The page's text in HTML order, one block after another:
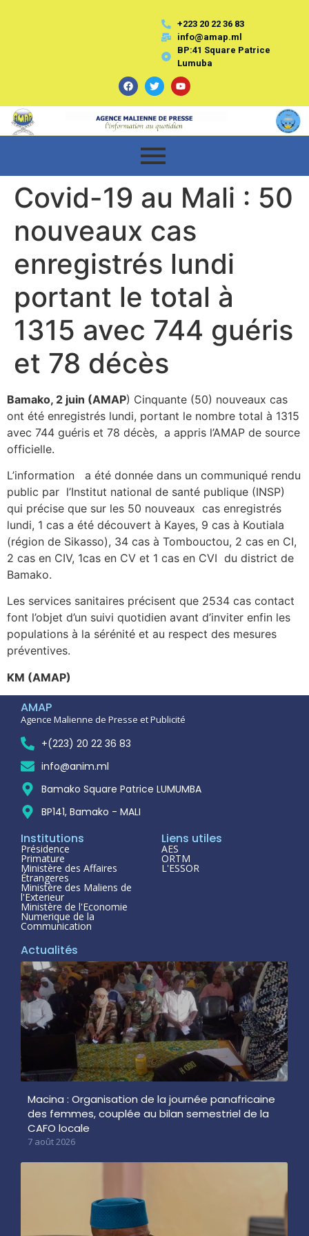
+223 20 22 36 83
info@amap.ml
BP:41 Square Patrice
Lumuba
Covid-19 au Mali : 50
nouveaux cas
enregistrés lundi
portant le total à
1315 avec 744 guéris
et 78 décès
Bamako, 2 juin (AMAP) Cinquante (50) nouveaux cas
ont été enregistrés lundi, portant le nombre total à 1315
avec 744 guéris et 78 décès, a appris l’AMAP de source
officielle.
L’information a été donnée dans un communiqué rendu
public par l’Institut national de santé publique (INSP)
qui précise que sur les 50 nouveaux cas enregistrés
lundi, 1 cas a été découvert à Kayes, 9 cas à Koutiala
(région de Sikasso), 34 cas à Tombouctou, 2 cas en CI,
2 cas en CIV, 1cas en CV et 1 cas en CVI du district de
Bamako.
Les services sanitaires précisent que 2534 cas contact
font l’objet d’un suivi quotidien avant d’inviter enfin les
populations à la sérénité et au respect des mesures
préventives.
KM (AMAP)
AMAP
Agence Malienne de Presse et Publicité
+(223) 20 22 36 83
info@anim.ml
Bamako Square Patrice LUMUMBA
BP141, Bamako - MALI
Institutions
Présidence
Primature
Ministère des Affaires
Étrangeres
Ministère des Maliens de
l'Exterieur
Ministère de l'Economie
Numerique de la
Communication
Liens utiles
AES
ORTM
L'ESSOR
Actualités
Macina : Organisation de la journée panafricaine
des femmes, couplée au bilan semestriel de la
CAFO locale
7 août 2026